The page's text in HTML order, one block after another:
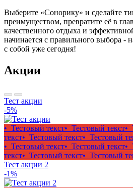
Выберите «Сонорику» и сделайте
преимуществом, превратите её в
качественного отдыха и
начинается с правильного выбора -
с собой уже сегодня!
Акции
Тест акции
-5%
• Тестовый текст• Тестовый текст•
текст• Тестовый текст• Тестовый
• Тестовый текст• Тестовый текст•
текст• Тестовый текст• Тестовый
Тест акции 2
-1%